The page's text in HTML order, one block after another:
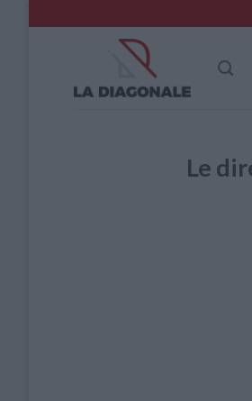
to
Le